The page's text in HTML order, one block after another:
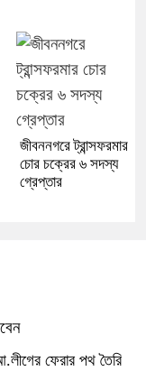
জীবননগরে ট্রান্সফরমার
চোর চক্রের ৬ সদস্য
গ্রেপ্তার
ফেরার পথ তৈরি